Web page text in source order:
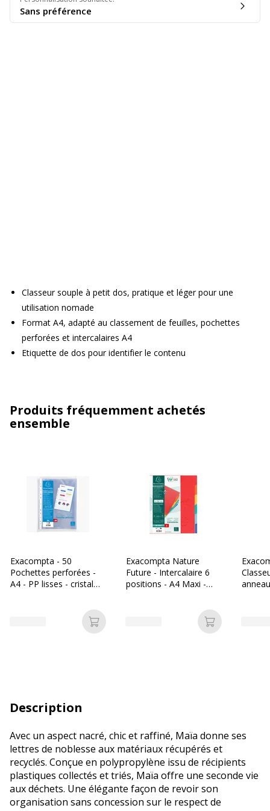
Sans préférence
Classeur souple à petit dos, pratique et léger pour une
utilisation nomade
Format A4, adapté au classement de feuilles, pochettes
perforées et intercalaires A4
Etiquette de dos pour identifier le contenu
Produits fréquemment achetés
ensemble
Exacompta - 50
Pochettes perforées -
A4 - PP lisses - cristal
Ajouter au panier
Exacompta Nature
Future - Intercalaire 6
positions - A4 Maxi -
Ajouter au
Description
Avec un aspect nacré, chic et raffiné, Maïa donne ses
lettres de noblesse aux matériaux récupérés et
recyclés. Conçue en polypropylène issu de récipients
plastiques collectés et triés, Maïa offre une seconde vie
aux déchets. Une élégante façon de revoir son
organisation sans concession sur le respect de